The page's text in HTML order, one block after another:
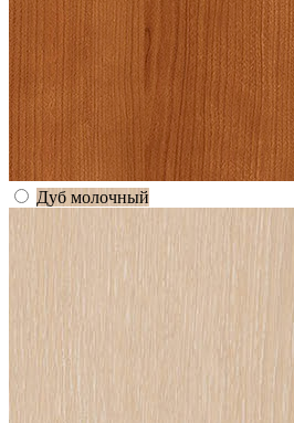
Дуб молочный